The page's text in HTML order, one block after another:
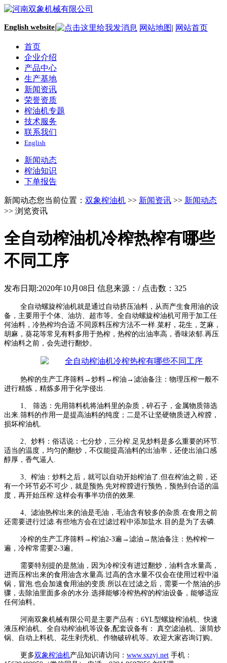
English website| 网站地图| 网站首页
首页
企业介绍
产品中心
生产基地
新闻资讯
荣誉资质
榨油机专题
技术服务
联系我们
English
新闻动态
榨油知识
下单报告
新闻动态您当前位置： 双象榨油机 >> 新闻资讯 >> 新闻动态
>> 浏览资讯
全自动榨油机冷榨热榨有哪些
不同工序
发布日期:2020年10月08日 信息来源：/ 点击数： 325
全自动螺旋榨油机就是通过自动挤压油料，从而产生食用油的设
备，主要用于个体、油坊、超市等。全自动螺旋榨油机可用于加工任
何油料，冷热榨均合适.不同原料压榨方法不一样.菜籽，花生，芝麻，
胡麻，葵花等常见有料多用于热榨，热榨的出油率高，香味浓郁.再压
榨油料之前，会先进行翻炒。
热榨的生产工序筛料→炒料→榨油→滤油备注：物理压榨一般不
进行精炼，精炼多用于化学侵出.
1、 筛选：先用筛料机将油料里的杂质，碎石子，金属物质筛选
出来.筛料的作用一是提高油料的纯度；二是不让坚硬物质进入榨膛，
损坏榨油机.
2、炒料：俗话说：七分炒，三分榨.足见炒料是多么重要的环节.
适当的温度，均匀的翻炒，不仅能提高油料的出油率，还使出油口感
醇厚，香气逼人.
3、榨油：炒料之后，就可以自动开始榨油了.但在榨油之前，还
有一个环节必不可少，就是预热.先对榨膛进行预热，预热到合适的温
度，再开始压榨.这样会有事半功倍的效果.
4、滤油热榨出来的油是毛油，毛油含有较多的杂质.在食用之前
还需要进行过滤.有些地方会在过滤过程中添加盐水.目的是为了去磷.
冷榨的生产工序筛料→榨油2-3遍→滤油→熬油备注：热榨榨一
遍，冷榨常需要2-3遍。
需要特别提的是熬油，因为冷榨没有进过翻炒，油料含水量高，
进而压榨出来的食用油含水量高.过高的含水量不仅会在使用过程中溢
锅，冒泡.也会加速食用油的变质.所以在过滤之后，需要一个熬油的步
骤，去除油里面多余的水分.选择能够冷榨热榨的榨油设备，能够适应
任何油料。
河南双象机械有限公司是主要产品有：6YL型螺旋榨油机、快速
液压榨油机、全自动榨油机等设备,配套设备有： 真空滤油机、滚筒炒
锅、自动上料机、花生剥壳机、作物破碎机等。欢迎大家咨询订购。
更多双象榨油机产品知识请访问： www.sxzyj.net 手机：